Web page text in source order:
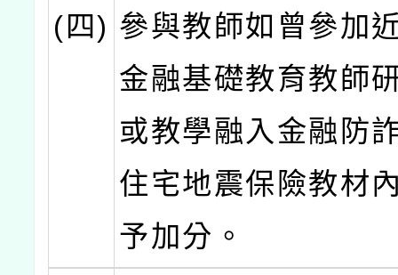
(四) 參與教師如曾參加
金融基礎教育教師
或教學融入金融防
住宅地震保險教材
予加分。